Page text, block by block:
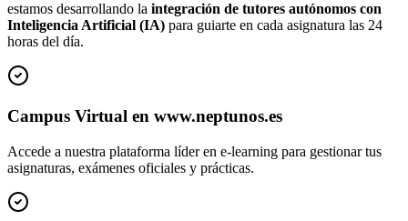
estamos desarrollando la integración de tutores autónomos con
Inteligencia Artificial (IA) para guiarte en cada asignatura las 24
horas del día.
Campus Virtual en www.neptunos.es
Accede a nuestra plataforma líder en e-learning para gestionar tus
asignaturas, exámenes oficiales y prácticas.